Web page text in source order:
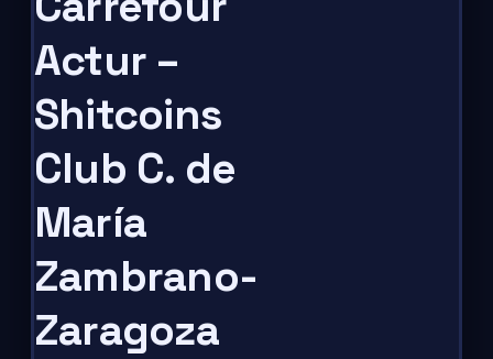
Actur –
Shitcoins
Club C. de
María
Zambrano-
Zaragoza